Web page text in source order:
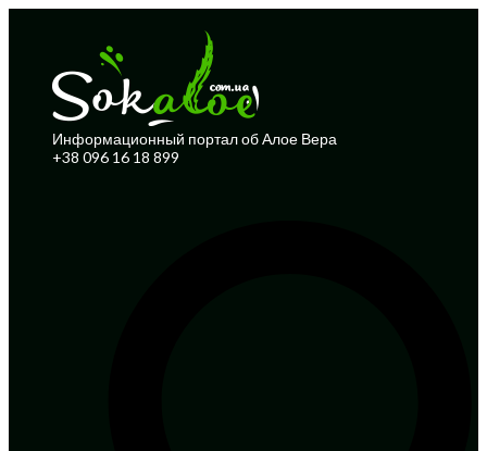
Информационный портал об Алое Вера
+38 096 16 18 899